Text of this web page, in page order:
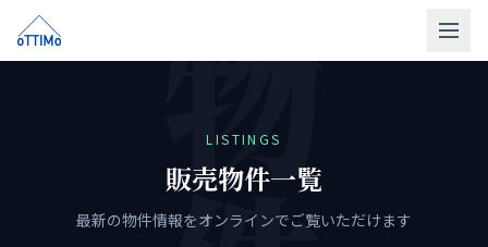
LISTINGS
販売物件一覧
最新の物件情報をオンラインでご覧いただけます